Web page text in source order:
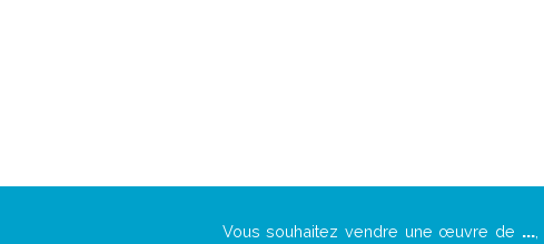
Vous souhaitez vendre une œuvre de ...,